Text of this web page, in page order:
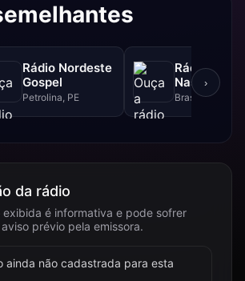
Rádio Nordeste
Gospel
Petrolina, PE
Rádio Sol
Nascente
Brasília, DF
›
da rádio
exibida é informativa e pode sofrer
prévio pela emissora.
ainda não cadastrada para esta